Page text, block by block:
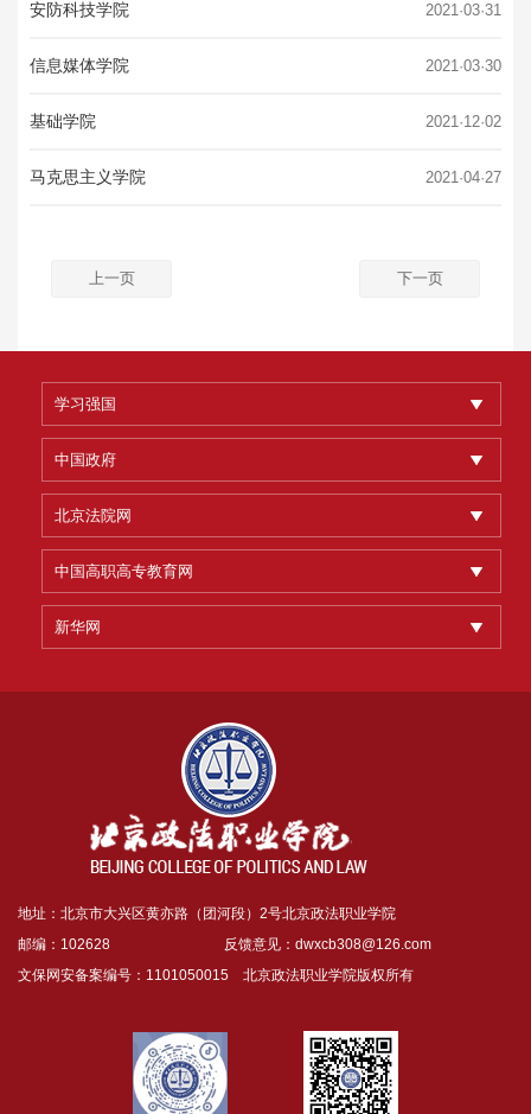
2021·03·31
安防科技学院
2021·03·30
信息媒体学院
2021·12·02
基础学院
2021·04·27
马克思主义学院
上一页 下一页
学习强国
中国政府
北京法院网
中国高职高专教育网
新华网
地址：北京市大兴区黄亦路（团河段）2号北京政法职业学院
邮编：102628 反馈意见： dwxcb308@126.com
文保网安备案编号：1101050015 北京政法职业学院版权所有